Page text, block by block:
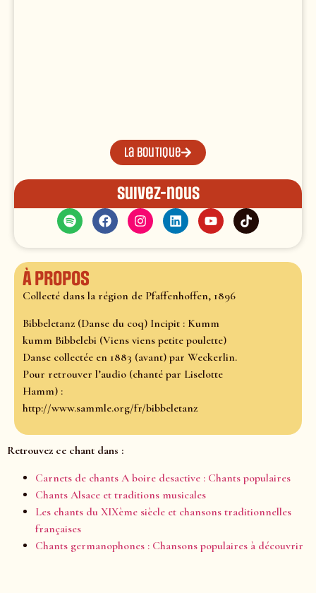
La boutique
Suivez-nous
À propos
Collecté dans la région de Pfaffenhoffen, 1896
Bibbeletanz (Danse du coq) Incipit : Kumm
kumm Bibbelebi (Viens viens petite poulette)
Danse collectée en 1883 (avant) par Weckerlin.
Pour retrouver l’audio (chanté par Liselotte
Hamm) :
http://www.sammle.org/fr/bibbeletanz
Retrouvez ce chant dans :
Carnets de chants A boire desactive : Chants populaires
Chants Alsace et traditions musicales
Les chants du XIXème siècle et chansons traditionnelles
françaises
Chants germanophones : Chansons populaires à découvrir